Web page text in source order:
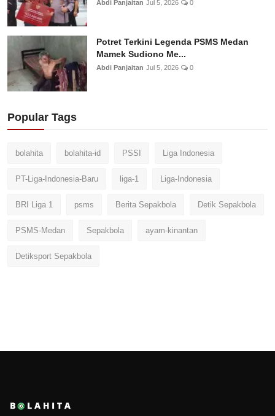
Abdi Panjaitan Jul 5, 2026 0
Potret Terkini Legenda PSMS Medan
Mamek Sudiono Me...
Abdi Panjaitan Jul 5, 2026 0
Popular Tags
bolahita bolahita-id PSSI Liga Indonesia
PT-Liga-Indonesia-Baru liga-1 Liga-Indonesia
BRI Liga 1 psms Berita Sepakbola Detik Sepakbola
PSMS-Medan Sepakbola ayam-kinantan
Detiksport Sepakbola